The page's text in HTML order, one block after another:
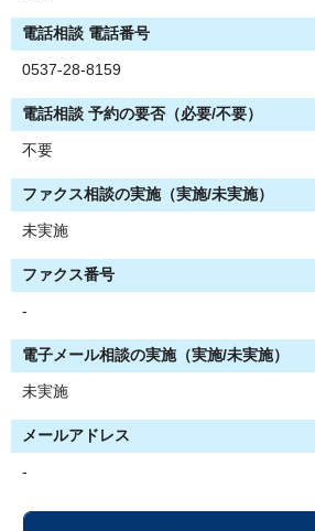
電話相談 電話番号
0537-28-8159
電話相談 予約の要否（必要/不要）
不要
ファクス相談の実施（実施/未実施）
未実施
ファクス番号
-
電子メール相談の実施（実施/未実施）
未実施
メールアドレス
-